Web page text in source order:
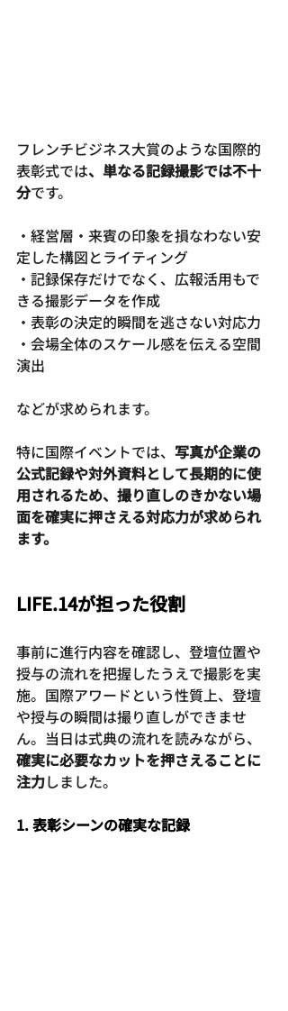
フレンチビジネス大賞のような国際的
表彰式では、単なる記録撮影では不十
分です。
・経営層・来賓の印象を損なわない安
定した構図とライティング
・記録保存だけでなく、広報活用もで
きる撮影データを作成
・表彰の決定的瞬間を逃さない対応力
・会場全体のスケール感を伝える空間
演出
などが求められます。
特に国際イベントでは、 写真が企業の
公式記録や対外資料として長期的に使
用されるため、撮り直しのきかない場
面を確実に押さえる対応力が求められ
ます。
LIFE.14が担った役割
事前に進行内容を確認し、登壇位置や
授与の流れを把握したうえで撮影を実
施。国際アワードという性質上、登壇
や授与の瞬間は撮り直しができませ
ん。当日は式典の流れを読みながら、
確実に必要なカットを押さえることに
注力しました。
1. 表彰シーンの確実な記録